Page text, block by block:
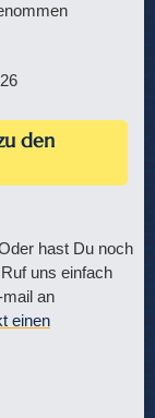
den
hast Du noch
uns einfach
an
einen